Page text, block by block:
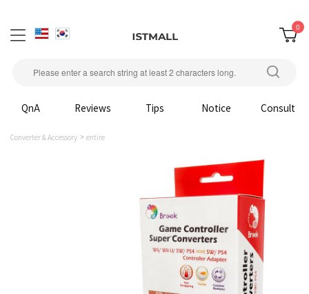
0
QnA Reviews Tips Notice Consult
Converter & Accessory entire